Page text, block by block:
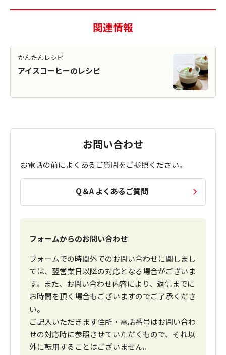
関連情報
かんたんレシピ
アイスコーヒーのレシピ
お問い合わせ
お電話の前によくあるご質問をご参照ください。
Q＆A よくあるご質問
フォームからのお問い合わせ
フォームでの時間外でのお問い合わせに関しまし
ては、翌営業日以降の対応となる場合がございま
す。また、お問い合わせ内容により、返信までに
お時間を頂く場合もございますのでご了承くださ
い。
ご記入いただきます住所・電話番号はお問い合わ
せの対応時に参照させていただくもので、それ以
外に転用することはございません。